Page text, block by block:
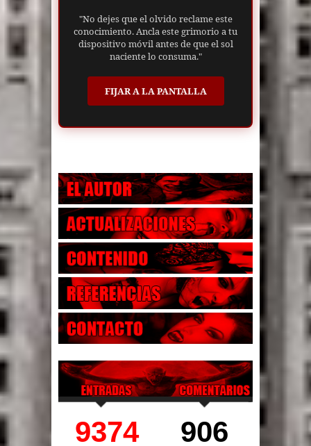
"No dejes que el olvido reclame este
conocimiento. Ancla este grimorio a tu
dispositivo móvil antes de que el sol
naciente lo consuma."
FIJAR A LA PANTALLA
9374 906